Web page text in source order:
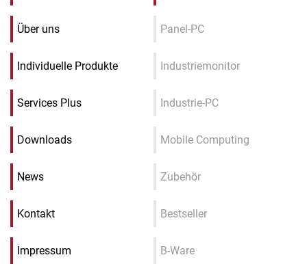
Über uns
Individuelle Produkte
Services Plus
Downloads
News
Kontakt
Impressum
Panel-PC
Industriemonitor
Industrie-PC
Mobile Computing
Zubehör
Bestseller
B-Ware